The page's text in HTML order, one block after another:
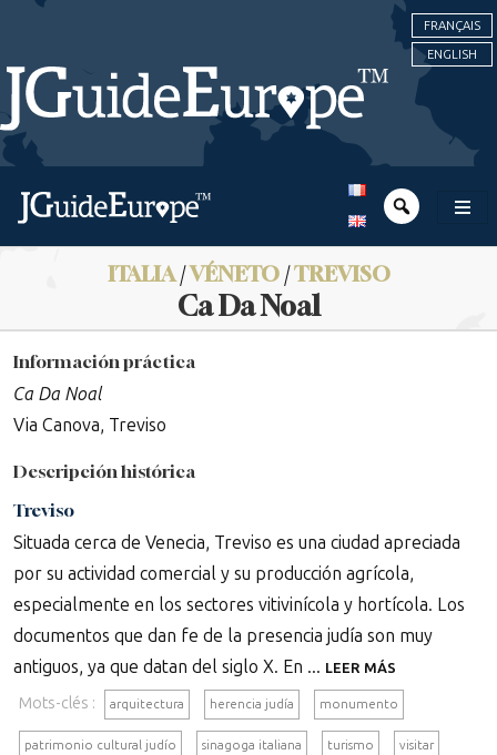
FRANÇAIS
ENGLISH
ITALIA/VÉNETO/TREVISO
Ca Da Noal
Información práctica
Ca Da Noal
Via Canova, Treviso
Descripción histórica
Treviso
Situada cerca de Venecia, Treviso es una ciudad apreciada
por su actividad comercial y su producción agrícola,
especialmente en los sectores vitivinícola y hortícola. Los
documentos que dan fe de la presencia judía son muy
antiguos, ya que datan del siglo X. En ... LEER MÁS
Mots-clés : arquitectura herencia judía monumento
patrimonio cultural judío sinagoga italiana turismo visitar